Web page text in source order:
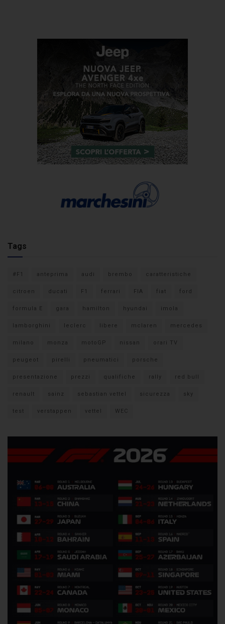
Tags
#F1 anteprima audi brembo caratteristiche
citroen ducati F1 ferrari FIA fiat ford
formula E gara hamilton hyundai imola
lamborghini leclerc libere mclaren mercedes
milano monza motoGP nissan orari TV
peugeot pirelli pneumatici porsche
presentazione prezzi qualifiche rally red bull
renault sainz sebastian vettel sicurezza sky
test verstappen vettel WEC